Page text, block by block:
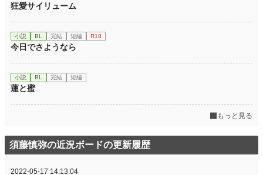
狂愛サイリューム
小説 BL 完結 短編 R18
今日でさようなら
小説 BL 完結 短編
蓮と蜜
もっと見る
須藤慎弥の近況ボードの更新履歴
2022-05-17 14:13:04